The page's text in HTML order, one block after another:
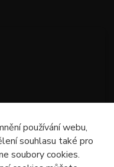
používání webu,
souhlasu také pro
soubory cookies.